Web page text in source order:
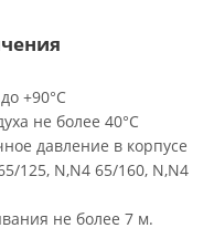
+90°C
не более 40°C
давление в корпусе
125, N,N4 65/160, N,N4
не более 7 м.